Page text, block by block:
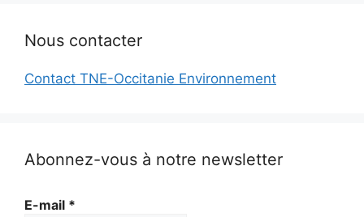
Nous contacter
Contact TNE-Occitanie Environnement
Abonnez-vous à notre newsletter
E-mail *